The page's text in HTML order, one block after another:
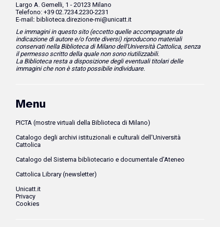
Largo A. Gemelli, 1 - 20123 Milano
Telefono: +39 02.7234.2230-2231
E-mail : biblioteca.direzione-mi@unicatt.it
Le immagini in questo sito (eccetto quelle accompagnate da
indicazione di autore e/o fonte diversi) riproducono materiali
conservati nella Biblioteca di Milano dell'Università Cattolica, senza
il permesso scritto della quale non sono riutilizzabili.
La Biblioteca resta a disposizione degli eventuali titolari delle
immagini che non è stato possibile individuare.
Menu
PICTA (mostre virtuali della Biblioteca di Milano)
Catalogo degli archivi istituzionali e culturali dell'Università
Cattolica
Catalogo del Sistema bibliotecario e documentale d'Ateneo
Cattolica Library (newsletter)
Unicatt.it
Privacy
Cookies